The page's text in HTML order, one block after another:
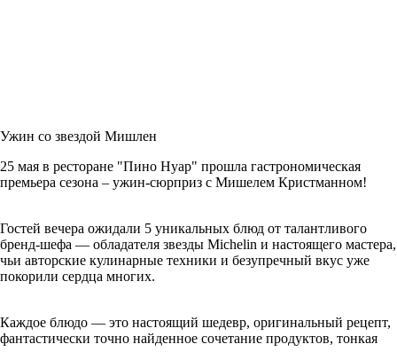
Ужин со звездой Мишлен
25 мая в ресторане "Пино Нуар" прошла гастрономическая
премьера сезона – ужин-сюрприз с Мишелем Кристманном!
Гостей вечера ожидали 5 уникальных блюд от талантливого
бренд-шефа — обладателя звезды Michelin и настоящего мастера,
чьи авторские кулинарные техники и безупречный вкус уже
покорили сердца многих.
Каждое блюдо — это настоящий шедевр, оригинальный рецепт,
фантастически точно найденное сочетание продуктов, тонкая